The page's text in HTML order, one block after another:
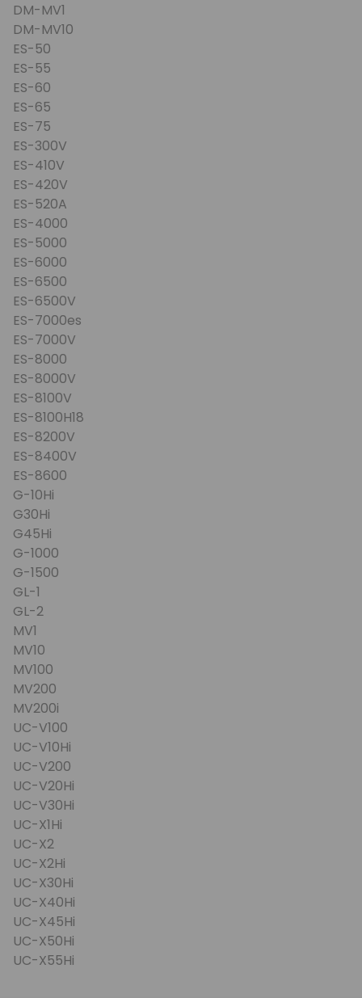
DM-MV1
DM-MV10
ES-50
ES-55
ES-60
ES-65
ES-75
ES-300V
ES-410V
ES-420V
ES-520A
ES-4000
ES-5000
ES-6000
ES-6500
ES-6500V
ES-7000es
ES-7000V
ES-8000
ES-8000V
ES-8100V
ES-8100H18
ES-8200V
ES-8400V
ES-8600
G-10Hi
G30Hi
G45Hi
G-1000
G-1500
GL-1
GL-2
MV1
MV10
MV100
MV200
MV200i
UC-V100
UC-V10Hi
UC-V200
UC-V20Hi
UC-V30Hi
UC-X1Hi
UC-X2
UC-X2Hi
UC-X30Hi
UC-X40Hi
UC-X45Hi
UC-X50Hi
UC-X55Hi